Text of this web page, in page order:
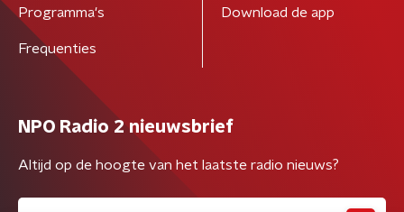
Programma's
Frequenties
Download de app
NPO Radio 2 nieuwsbrief
Altijd op de hoogte van het laatste radio nieuws?